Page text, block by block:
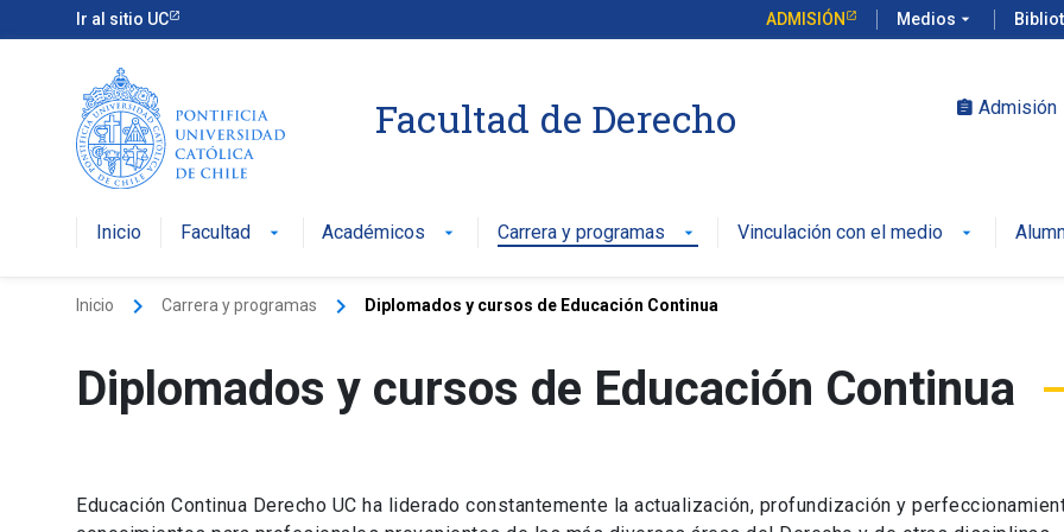
Ir al sitio UC ADMISIÓN Medios arrow_drop_down
Facultad de Derecho assignment Admisión
Inicio Facultad arrow_drop_down Académicos arrow_drop_down Carrera y programas arrow_drop_down Vinculación con el medio arrow_drop_down
Inicio keyboard_arrow_right Carrera y programas keyboard_arrow_right Diplomados y cursos de Educación Continua
Diplomados y cursos de Educación Continua
Educación Continua Derecho UC ha liderado constantemente la actualización, profundización y